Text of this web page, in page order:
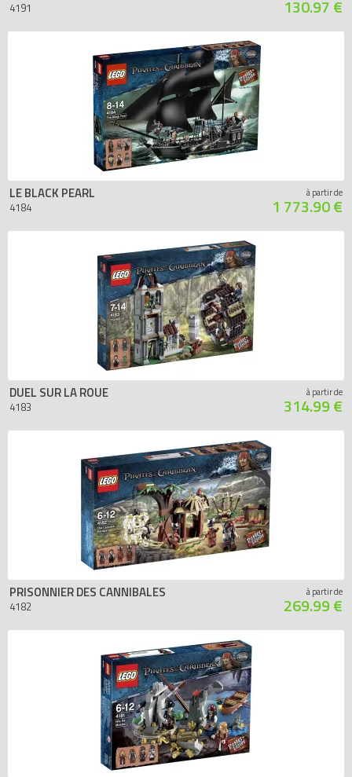
4191 130.97 €
LE BLACK PEARL
4184
à partir de
1 773.90 €
DUEL SUR LA ROUE
4183
à partir de
314.99 €
PRISONNIER DES CANNIBALES
4182
à partir de
269.99 €